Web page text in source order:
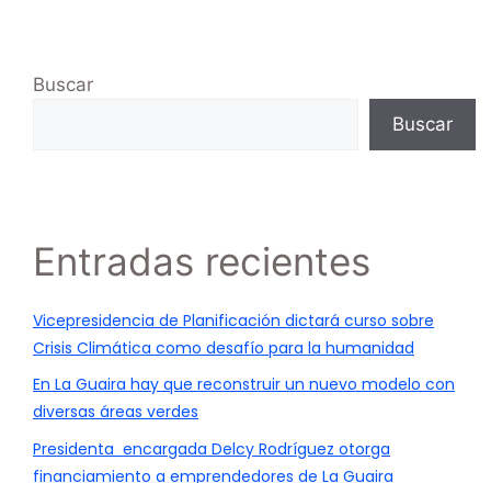
Buscar
Buscar
Entradas recientes
Vicepresidencia de Planificación dictará curso sobre
Crisis Climática como desafío para la humanidad
En La Guaira hay que reconstruir un nuevo modelo con
diversas áreas verdes
Presidenta encargada Delcy Rodríguez otorga
financiamiento a emprendedores de La Guaira